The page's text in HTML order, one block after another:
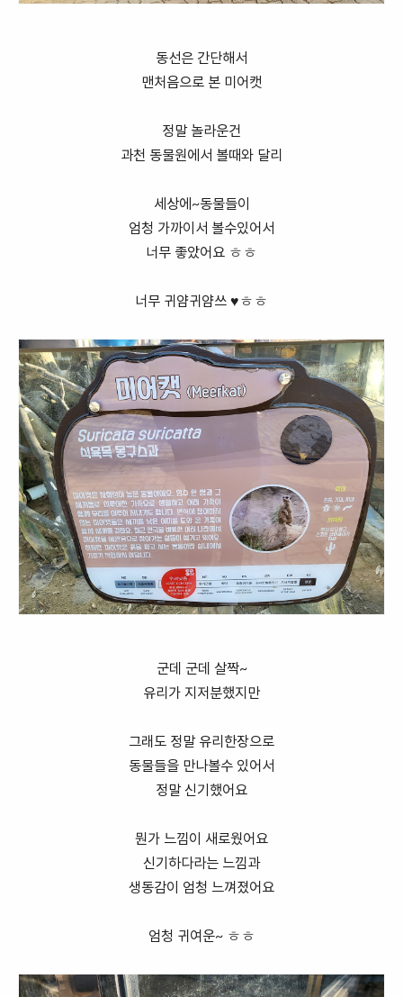
동선은 간단해서
맨처음으로 본 미어캣
정말 놀라운건
과천 동물원에서 볼때와 달리
세상에~동물들이
엄청 가까이서 볼수있어서
너무 좋았어요 ㅎㅎ
너무 귀얌귀얌쓰 ♥ㅎㅎ
군데 군데 살짝~
유리가 지저분했지만
그래도 정말 유리한장으로
동물들을 만나볼수 있어서
정말 신기했어요
뭔가 느낌이 새로웠어요
신기하다라는 느낌과
생동감이 엄청 느껴졌어요
엄청 귀여운~ ㅎㅎ